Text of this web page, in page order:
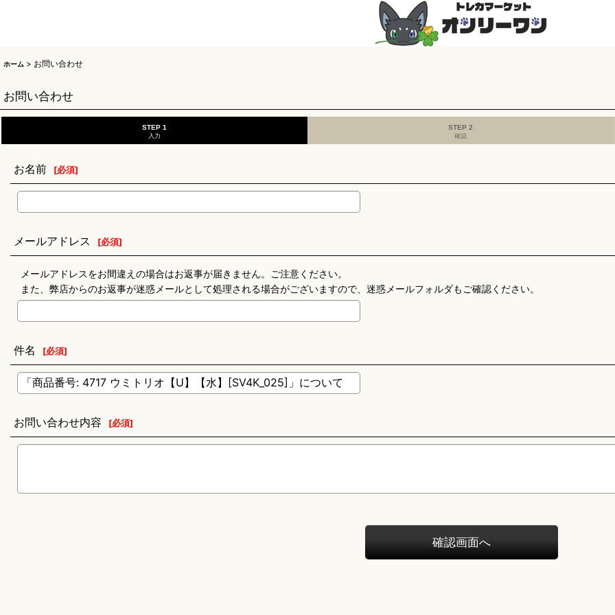
ホーム > お問い合わせ
お問い合わせ
STEP 1
入力
STEP 2
確認
お名前 [必須]
メールアドレス [必須]
メールアドレスをお間違えの場合はお返事が届きません。ご注意ください。
また、弊店からのお返事が迷惑メールとして処理される場合がございますので、迷惑メールフォルダもご確認ください。
件名 [必須]
お問い合わせ内容 [必須]
確認画面へ